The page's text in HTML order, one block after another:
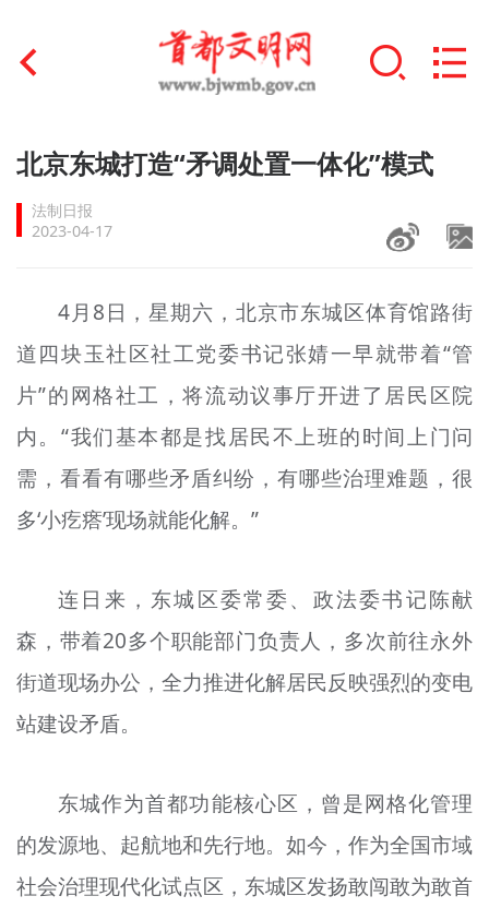
首页
文明创建
文明培育
+
未成年人思想道德建设
榜样人物
+
身边好人
文明评论
宣传思想文化人才
专题
资料库
北京东城打造“矛调处置一体化”模式
法制日报
2023-04-17
4月8日，星期六，北京市东城区体育馆路街
道四块玉社区社工党委书记张婧一早就带着“管
片”的网格社工，将流动议事厅开进了居民区院
内。“我们基本都是找居民不上班的时间上门问
需，看看有哪些矛盾纠纷，有哪些治理难题，很
多‘小疙瘩’现场就能化解。”
连日来，东城区委常委、政法委书记陈献
森，带着20多个职能部门负责人，多次前往永外
街道现场办公，全力推进化解居民反映强烈的变电
站建设矛盾。
东城作为首都功能核心区，曾是网格化管理
的发源地、起航地和先行地。如今，作为全国市域
社会治理现代化试点区，东城区发扬敢闯敢为敢首